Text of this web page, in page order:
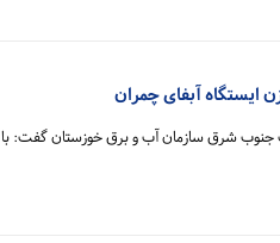
ایستگاه آبفای چمران
جنوب شرق سازمان آب و برق خوزستان گفت: با